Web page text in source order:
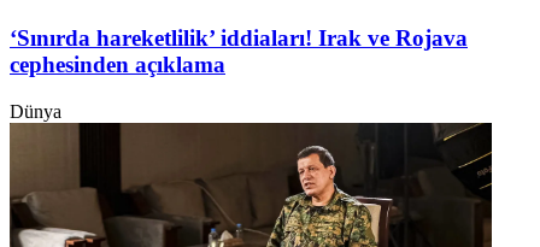
‘Sınırda hareketlilik’ iddiaları! Irak ve Rojava
cephesinden açıklama
Dünya